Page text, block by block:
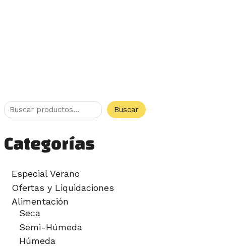
Buscar
Categorías
Especial Verano
Ofertas y Liquidaciones
Alimentación
Seca
Semi-Húmeda
Húmeda